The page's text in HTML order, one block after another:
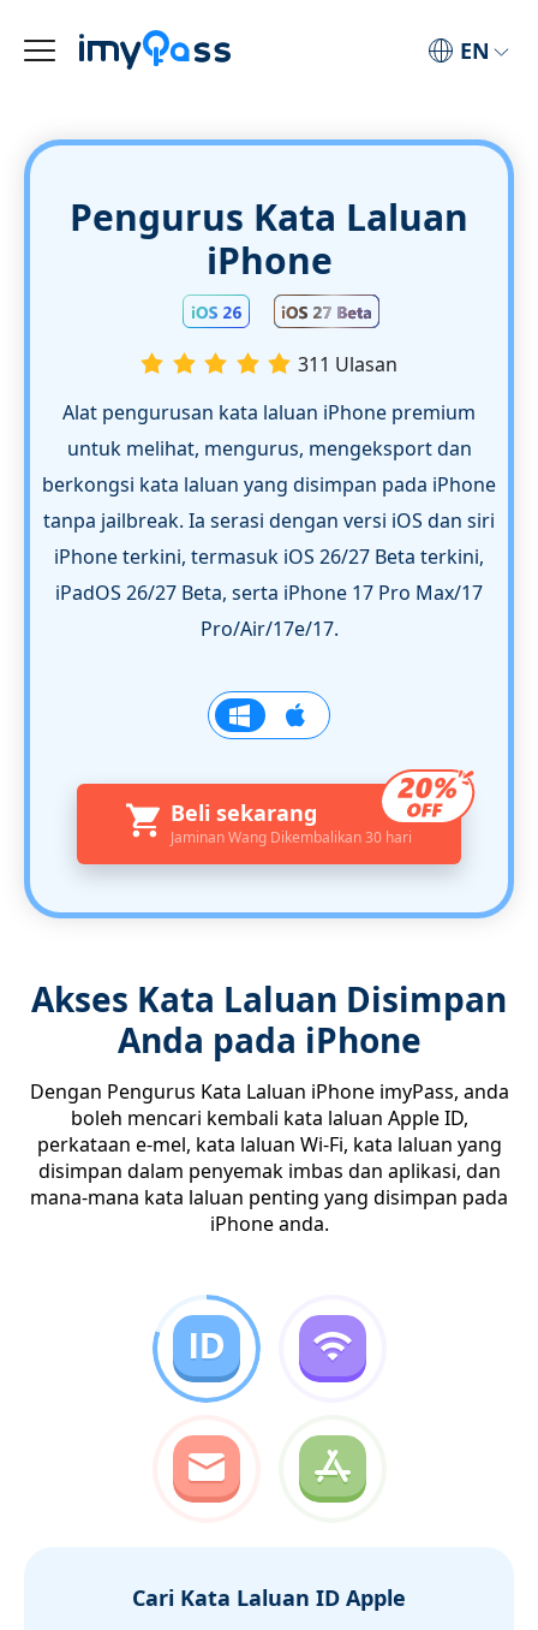
EN
Pengurus Kata Laluan
iPhone
311 Ulasan
Alat pengurusan kata laluan iPhone premium
untuk melihat, mengurus, mengeksport dan
berkongsi kata laluan yang disimpan pada iPhone
tanpa jailbreak. Ia serasi dengan versi iOS dan siri
iPhone terkini, termasuk iOS 26/27 Beta terkini,
iPadOS 26/27 Beta, serta iPhone 17 Pro Max/17
Pro/Air/17e/17.
Beli sekarang
Jaminan Wang Dikembalikan 30 hari
Akses Kata Laluan Disimpan
Anda pada iPhone
Dengan Pengurus Kata Laluan iPhone imyPass, anda
boleh mencari kembali kata laluan Apple ID,
perkataan e-mel, kata laluan Wi-Fi, kata laluan yang
disimpan dalam penyemak imbas dan aplikasi, dan
mana-mana kata laluan penting yang disimpan pada
iPhone anda.
Cari Kata Laluan ID Apple